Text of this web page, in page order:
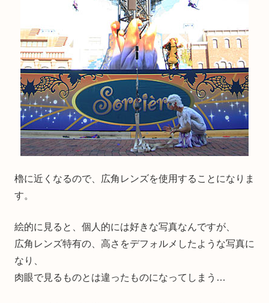
櫓に近くなるので、広角レンズを使用することになりま
す。
絵的に見ると、個人的には好きな写真なんですが、
広角レンズ特有の、高さをデフォルメしたような写真に
なり、
肉眼で見るものとは違ったものになってしまう…